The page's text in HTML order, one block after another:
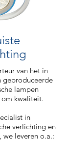
van het in
geproduceerde
lampen
om kwaliteit.
in
verlichting en
we leveren o.a.: